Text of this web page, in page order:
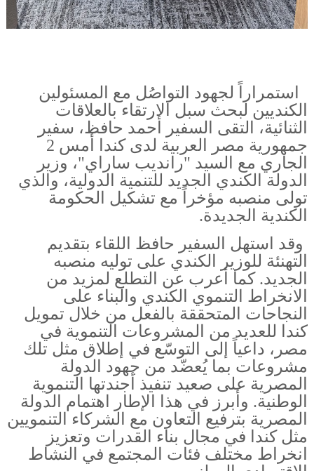
استمراراً لجهود التواصُل مع المسئولين
الكنديين لبحث سبل الارتقاء بالعلاقات
الثنائية، التقى السفير أحمد حافظ، سفير
جمهورية مصر العربية لدى كندا أمس 2
الجاري مع السيد "رانديب ساراي"، وزير
الدولة الكندي الجديد للتنمية الدولية، والذي
تولى منصبه مؤخراً مع تشكيل الحكومة
الكندية الجديدة.
وقد استهل السفير حافظ اللقاء بتقديم
التهنئة للوزير الكندي على توليه منصبه
الجديد. كما أعرب عن التطلع لمزيد من
الانخراط التنموي الكندي والبناء على
النجاحات المتحققة بالفعل من خلال تمويل
كندا للعديد من المشروعات التنموية في
مصر، داعياً إلى التوسّع في إطلاق مثل تلك
مشروعات بما يُعضّد من جهود الدولة
المصرية على صعيد تنفيذ أجندتها التنموية
الوطنية. وأبرز في هذا الإطار اهتمام الدولة
المصرية بترفيع التعاون مع الشركاء التنمويين
مثل كندا في مجال بناء القدرات وتعزيز
انخراط مختلف فئات المجتمع في النشاط